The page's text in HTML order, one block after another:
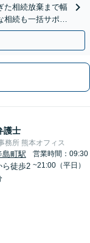
た相続放棄まで幅
続も一括サポー
護士
務所 熊本オフィス
島町駅
ら徒歩2
営業時間：09:30
~21:00（平日）